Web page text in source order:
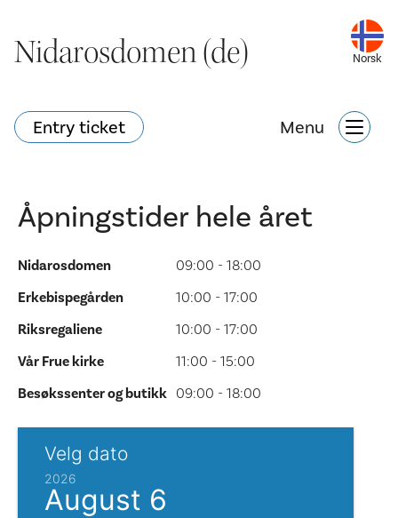
Nidarosdomen (de) Norsk
Entry ticket Menu
Nidarosdomen (de) Norsk
Entry ticket Menu
Attraksjoner
Hva skjer?
Ditt besøk
Åpningstider hele året
Velg dato
2026
August 6
Nidarosdomen 09:00 - 18:00
Erkebispegården 10:00 - 17:00
Riksregaliene 10:00 - 17:00
Vår Frue kirke 11:00 - 15:00
Besøkssenter og butikk 09:00 - 18:00